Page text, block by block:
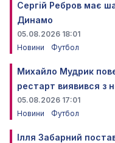
Сергій Ребров має
Динамо
05.08.2026 18:01
Новини
Футбол
Михайло Мудрик
рестарт виявився з
05.08.2026 17:01
Новини
Футбол
Ілля Забарний